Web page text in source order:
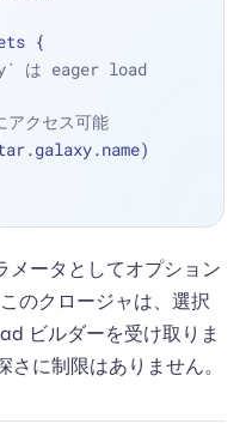
{
は eager load
クセス可能
メータとしてオプション
のクロージャは、選択
ビルダーを受け取りま
に制限はありません。